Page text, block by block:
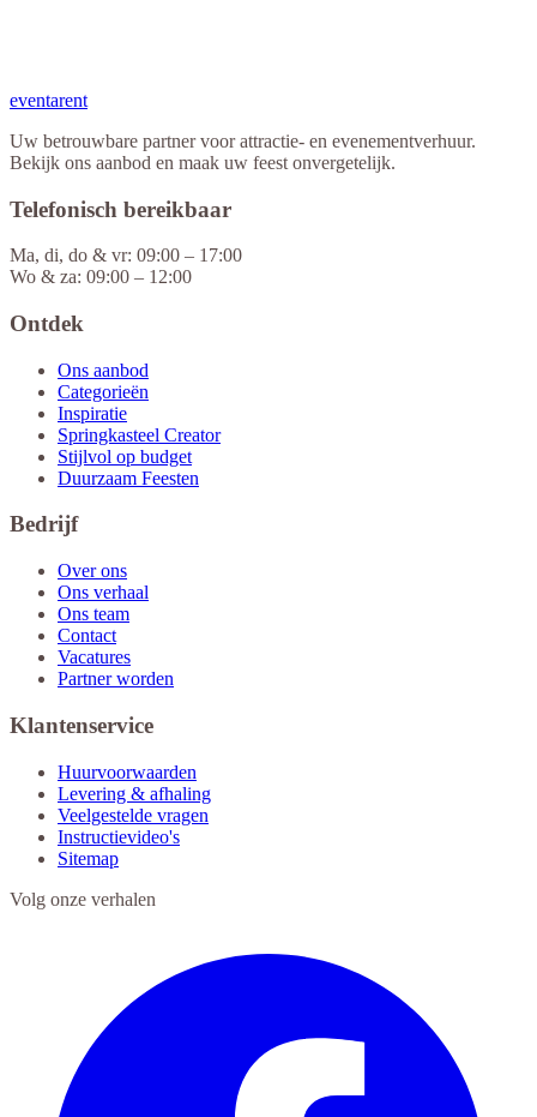
eventarent
Uw betrouwbare partner voor attractie- en evenementverhuur.
Bekijk ons aanbod en maak uw feest onvergetelijk.
Telefonisch bereikbaar
Ma, di, do & vr: 09:00 – 17:00
Wo & za: 09:00 – 12:00
Ontdek
Ons aanbod
Categorieën
Inspiratie
Springkasteel Creator
Stijlvol op budget
Duurzaam Feesten
Bedrijf
Over ons
Ons verhaal
Ons team
Contact
Vacatures
Partner worden
Klantenservice
Huurvoorwaarden
Levering & afhaling
Veelgestelde vragen
Instructievideo's
Sitemap
Volg onze verhalen